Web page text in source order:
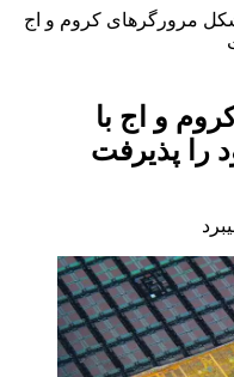
مرورگرهای کروم و اج
و اج با
را پذیرفت